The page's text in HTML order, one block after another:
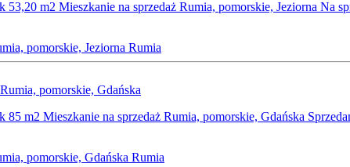
53,20 m2 Mieszkanie na sprzedaż Rumia, pomorskie, Jeziorna Na
pomorskie, Jeziorna Rumia
85 m2 Mieszkanie na sprzedaż Rumia, pomorskie, Gdańska
pomorskie, Gdańska Rumia